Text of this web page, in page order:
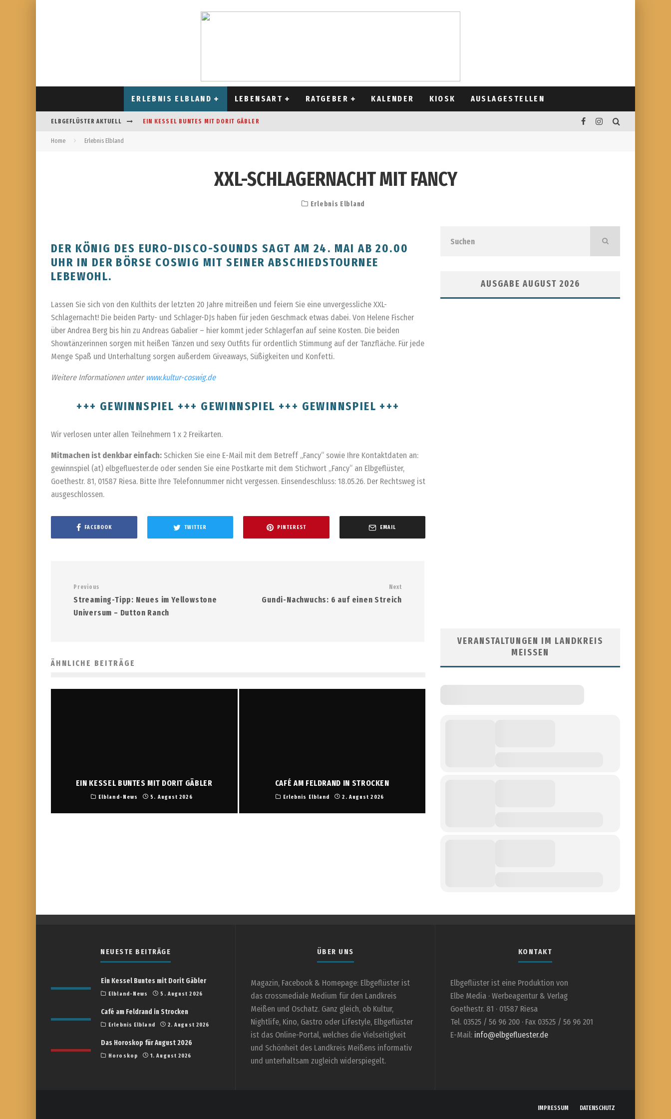
ERLEBNIS ELBLAND LEBENSART RATGEBER KALENDER KIOSK AUSLAGESTELLEN
ELBGEFLÜSTER AKTUELL EIN KESSEL BUNTES MIT DORIT GÄBLER
FREIZEITSPASS FÜR JUNG UND ALT
Home Erlebnis Elbland
XXL-SCHLAGERNACHT MIT FANCY
Erlebnis Elbland
DER KÖNIG DES EURO-DISCO-SOUNDS SAGT AM 24. MAI AB 20.00
UHR IN DER BÖRSE COSWIG MIT SEINER ABSCHIEDSTOURNEE
LEBEWOHL.
Lassen Sie sich von den Kulthits der letzten 20 Jahre mitreißen und feiern Sie eine unvergessliche XXL-
Schlagernacht! Die beiden Party- und Schlager-DJs haben für jeden Geschmack etwas dabei. Von Helene Fischer
über Andrea Berg bis hin zu Andreas Gabalier – hier kommt jeder Schlagerfan auf seine Kosten. Die beiden
Showtänzerinnen sorgen mit heißen Tänzen und sexy Outfits für ordentlich Stimmung auf der Tanzfläche. Für jede
Menge Spaß und Unterhaltung sorgen außerdem Giveaways, Süßigkeiten und Konfetti.
Weitere Informationen unter www.kultur-coswig.de
+++ GEWINNSPIEL +++ GEWINNSPIEL +++ GEWINNSPIEL +++
Wir verlosen unter allen Teilnehmern 1 x 2 Freikarten.
Mitmachen ist denkbar einfach: Schicken Sie eine E-Mail mit dem Betreff „Fancy“ sowie Ihre Kontaktdaten an:
gewinnspiel (at) elbgefluester.de oder senden Sie eine Postkarte mit dem Stichwort „Fancy“ an Elbgeflüster,
Goethestr. 81, 01587 Riesa. Bitte Ihre Telefonnummer nicht vergessen. Einsendeschluss: 18.05.26. Der Rechtsweg ist
ausgeschlossen.
FACEBOOK TWITTER PINTEREST EMAIL
Previous
Streaming-Tipp: Neues im Yellowstone
Universum – Dutton Ranch
Next
Gundi-Nachwuchs: 6 auf einen Streich
ÄHNLICHE BEITRÄGE
EIN KESSEL BUNTES MIT DORIT GÄBLER
Elbland-News 5. August 2026
CAFÉ AM FELDRAND IN STROCKEN
Erlebnis Elbland 2. August 2026
AUSGABE AUGUST 2026
VERANSTALTUNGEN IM LANDKREIS
MEISSEN
NEUESTE BEITRÄGE
Ein Kessel Buntes mit Dorit Gäbler
Elbland-News 5. August 2026
Café am Feldrand in Strocken
Erlebnis Elbland 2. August 2026
Das Horoskop für August 2026
Horoskop 1. August 2026
ÜBER UNS
Magazin, Facebook & Homepage: Elbgeflüster ist
das crossmediale Medium für den Landkreis
Meißen und Oschatz. Ganz gleich, ob Kultur,
Nightlife, Kino, Gastro oder Lifestyle, Elbgeflüster
ist das Online-Portal, welches die Vielseitigkeit
und Schönheit des Landkreis Meißens informativ
und unterhaltsam zugleich widerspiegelt.
KONTAKT
Elbgeflüster ist eine Produktion von
Elbe Media · Werbeagentur & Verlag
Goethestr. 81 · 01587 Riesa
Tel. 03525 / 56 96 200 · Fax 03525 / 56 96 201
E-Mail: info@elbgefluester.de
IMPRESSUM DATENSCHUTZ